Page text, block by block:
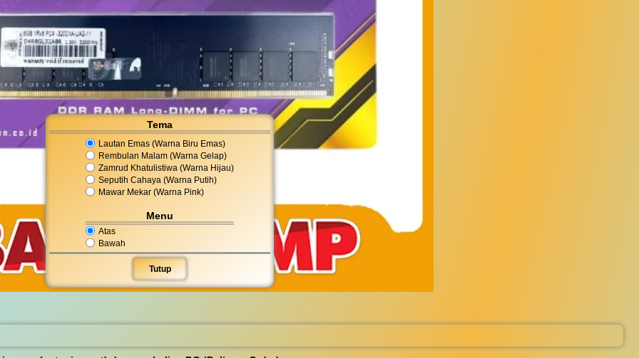
Tema
Lautan Emas (Warna Biru Emas)
Rembulan Malam (Warna Gelap)
Zamrud Khatulistiwa (Warna Hijau)
Seputih Cahaya (Warna Putih)
Mawar Mekar (Warna Pink)
Menu
Atas
Bawah
Tutup